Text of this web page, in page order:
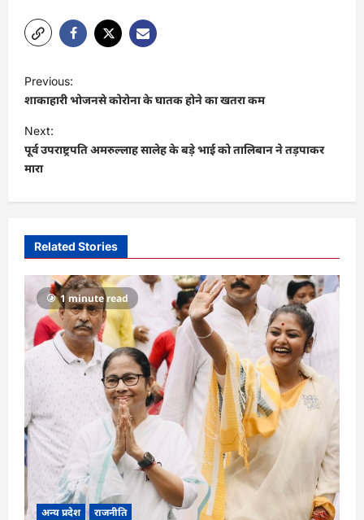
P
o
s
t
n
a
g
a
t
i
n
Previous:
शाकाहारी भोजनसे कोरोना के घातक होने का खतरा कम
Next:
पूर्व उपराष्ट्रपति अमरुल्लाह सालेह के बड़े भाई को तालिबान ने तड़पाकर
मारा
Related Stories
1 minute read
अन्य प्रदेश राजनीति